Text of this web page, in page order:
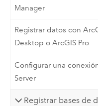
Manager
Registrar datos con
Desktop o ArcGIS Pro
Configurar una
Server
Registrar bases de